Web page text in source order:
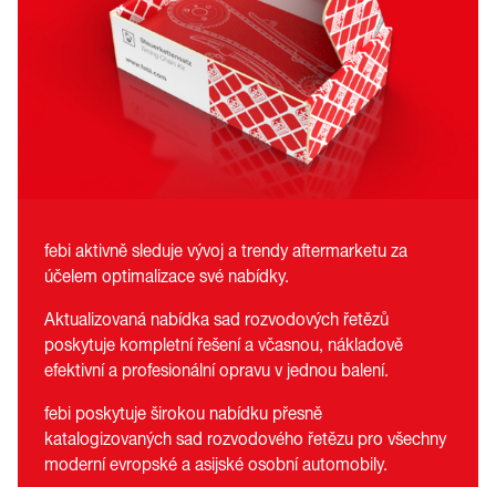
febi aktivně sleduje vývoj a trendy aftermarketu za
účelem optimalizace své nabídky.
Aktualizovaná nabídka sad rozvodových řetězů
poskytuje kompletní řešení a včasnou, nákladově
efektivní a profesionální opravu v jednou balení.
febi poskytuje širokou nabídku přesně
katalogizovaných sad rozvodového řetězu pro všechny
moderní evropské a asijské osobní automobily.